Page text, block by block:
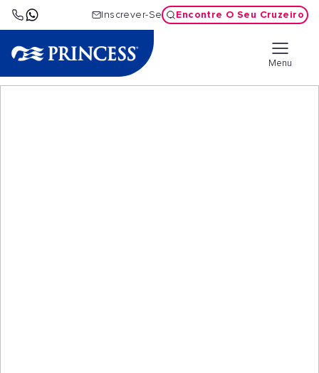
Inscrever-Se Encontre O Seu Cruzeiro
Menu